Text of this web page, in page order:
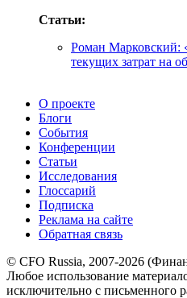
Статьи:
Роман Марковский:
текущих затрат на
О проекте
Блоги
События
Конференции
Статьи
Исследования
Глоссарий
Подписка
Реклама на сайте
Обратная связь
© CFO Russia, 2007-2026
Любое использование
исключительно с письменного